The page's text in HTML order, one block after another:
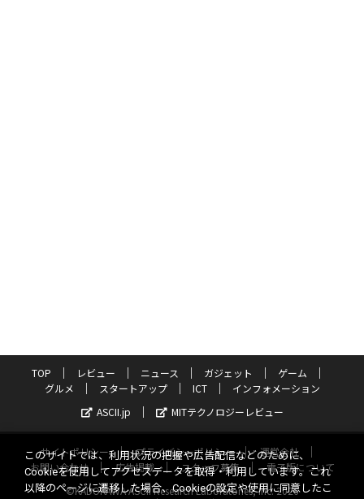
TOP レビュー ニュース ガジェット
ゲーム
グルメ
スタートアップ ICT
インフォメーション
ASCII.jp
MITテクノロジーレビュー
サイトポリシー プライバシーポリシー
運営会社
お問い合わせ
広告掲載 スタッフ募集
電子版について
©KADOKAWA ASCII Research Laboratories, Inc. 2026
このサイトでは、利用状況の把握や広告配信などのために、
Cookieを使用してアクセスデータを取得・利用しています。これ
以降のページに遷移した場合、Cookieの設定や使用に同意したこ